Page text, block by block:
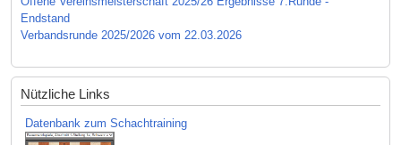
Endstand
Verbandsrunde 2025/2026 vom 22.03.2026
Nützliche Links
Datenbank zum Schachtraining